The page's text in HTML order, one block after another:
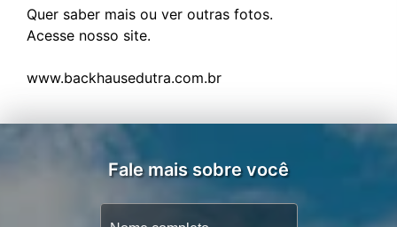
Quer saber mais ou ver outras fotos.
Acesse nosso site.
Fale mais sobre você